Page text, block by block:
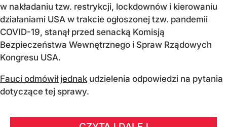
w nakładaniu tzw. restrykcji, lockdownów i kierowaniu
działaniami USA w trakcie ogłoszonej tzw. pandemii
COVID-19, stanął przed senacką Komisją
Bezpieczeństwa Wewnętrznego i Spraw Rządowych
Kongresu USA.
Fauci odmówił jednak udzielenia odpowiedzi na pytania
dotyczące tej sprawy.